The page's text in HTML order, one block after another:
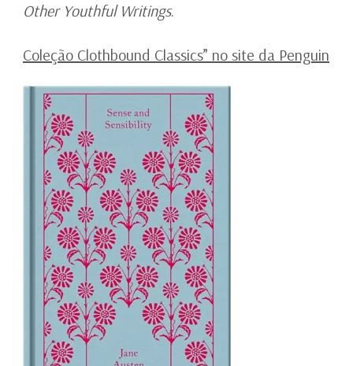
Other Youthful Writings.
Coleção Clothbound Classics” no site da Penguin